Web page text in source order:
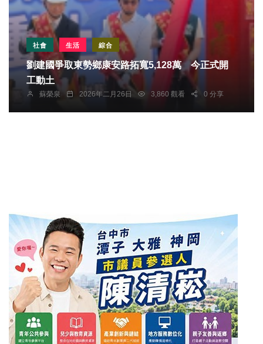
社會 生活 綜合
劉建國爭取東勢鄉康安路拓寬5,128萬 今正式開
工動土
蘇榮泉 2026年二月26日 3,860 觀看 0 分享